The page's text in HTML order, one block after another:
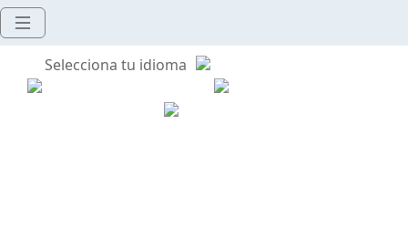
Selecciona tu idioma